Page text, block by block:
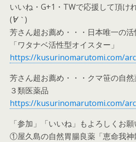
いいね・G+1・TWで応援して頂け
(´∀｀)
芳さん超お薦め・・・日本唯一の
「ワタナベ活性型オイスター」
https://kusurinomarutomi.com/
芳さん超お薦め・・・クマ笹の自
３類医薬品
https://kusurinomarutomi.com/
「参加」「いいね」もよろしくお願
①屋久島の自然胃腸良薬「恵命我神